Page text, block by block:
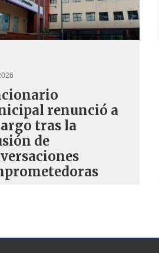
renunció a
tras la
de